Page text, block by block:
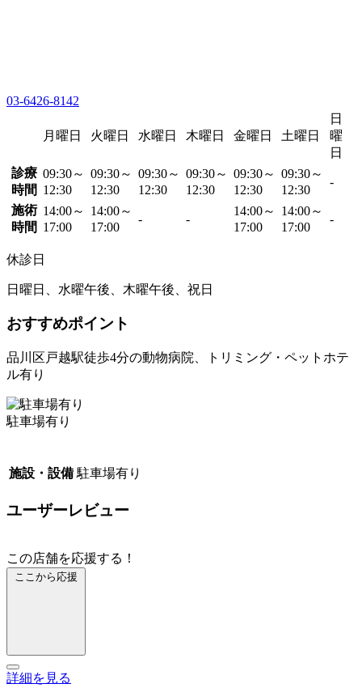
03-6426-8142
月曜日 火曜日 水曜日 木曜日 金曜日 土曜日
日
曜
日
診療
時間
09:30～
12:30
09:30～
12:30
09:30～
12:30
09:30～
12:30
09:30～
12:30
09:30～
12:30
-
施術
時間
14:00～
17:00
14:00～
17:00
- -
14:00～
17:00
14:00～
17:00
-
休診日
日曜日、水曜午後、木曜午後、祝日
おすすめポイント
品川区戸越駅徒歩4分の動物病院、トリミング・ペットホテ
ル有り
駐車場有り
施設・設備 駐車場有り
ユーザーレビュー
この店舗を応援する！
ここから応援
詳細を見る